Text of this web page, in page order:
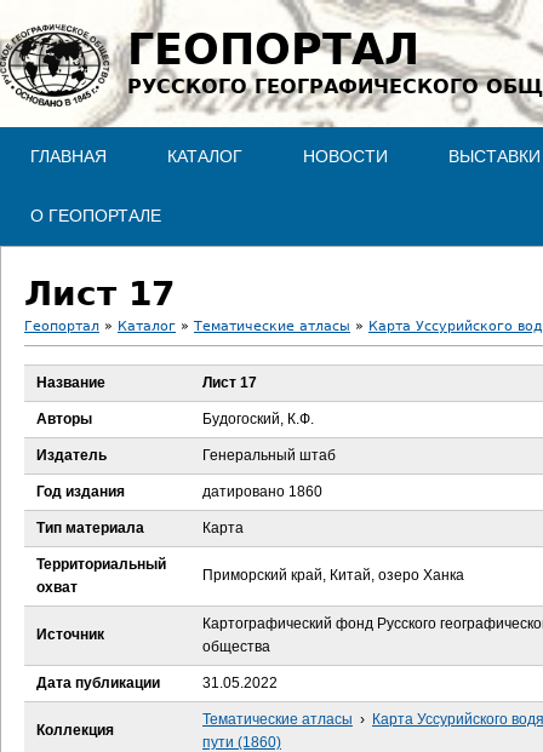
Jump to navigation
ГЕОПОРТАЛ
РУССКОГО ГЕОГРАФИЧЕСКОГО
ГЛАВНАЯ КАТАЛОГ НОВОСТИ ВЫСТАВКИ
О ГЕОПОРТАЛЕ
Лист 17
В
ы
д
е
с
Геопортал » Каталог » Тематические атласы » Карта Уссурийского
Название Лист 17
Авторы Будогоский, К.Ф.
Издатель Генеральный штаб
Год издания датировано 1860
Тип материала Карта
Территориальный
охват
Приморский край, Китай, озеро Ханка
Источник
Картографический фонд Русского
общества
Дата публикации 31.05.2022
Коллекция
Тематические атласы › Карта Уссурийского
пути (1860)